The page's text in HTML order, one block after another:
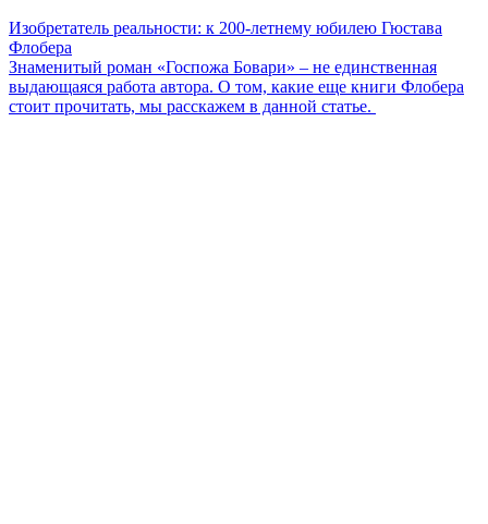
Изобретатель реальности: к 200-летнему юбилею Гюстава
Флобера
Знаменитый роман «Госпожа Бовари» – не единственная
выдающаяся работа автора. О том, какие еще книги Флобера
стоит прочитать, мы расскажем в данной статье.